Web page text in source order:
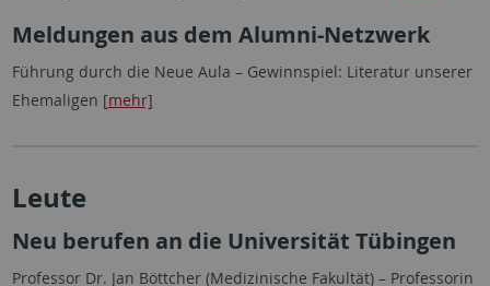
Meldungen aus dem Alumni-Netzwerk
Führung durch die Neue Aula – Gewinnspiel: Literatur unserer
Ehemaligen [mehr]
Leute
Neu berufen an die Universität Tübingen
Professor Dr. Jan Böttcher (Medizinische Fakultät) – Professorin